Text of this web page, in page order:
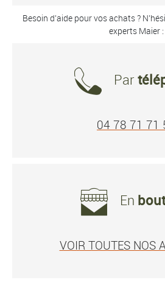
Besoin d’aide pour vos achats ?
experts Maier :
Par
04 78 71 71
En
VOIR TOUTES NOS